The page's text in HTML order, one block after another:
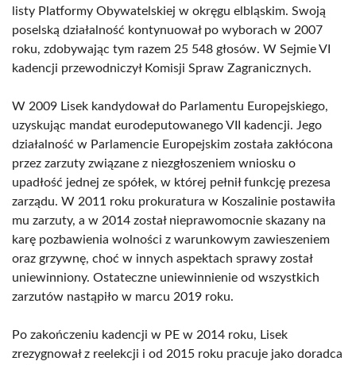
listy Platformy Obywatelskiej w okręgu elbląskim. Swoją
poselską działalność kontynuował po wyborach w 2007
roku, zdobywając tym razem 25 548 głosów. W Sejmie VI
kadencji przewodniczył Komisji Spraw Zagranicznych.
W 2009 Lisek kandydował do Parlamentu Europejskiego,
uzyskując mandat eurodeputowanego VII kadencji. Jego
działalność w Parlamencie Europejskim została zakłócona
przez zarzuty związane z niezgłoszeniem wniosku o
upadłość jednej ze spółek, w której pełnił funkcję prezesa
zarządu. W 2011 roku prokuratura w Koszalinie postawiła
mu zarzuty, a w 2014 został nieprawomocnie skazany na
karę pozbawienia wolności z warunkowym zawieszeniem
oraz grzywnę, choć w innych aspektach sprawy został
uniewinniony. Ostateczne uniewinnienie od wszystkich
zarzutów nastąpiło w marcu 2019 roku.
Po zakończeniu kadencji w PE w 2014 roku, Lisek
zrezygnował z reelekcji i od 2015 roku pracuje jako doradca